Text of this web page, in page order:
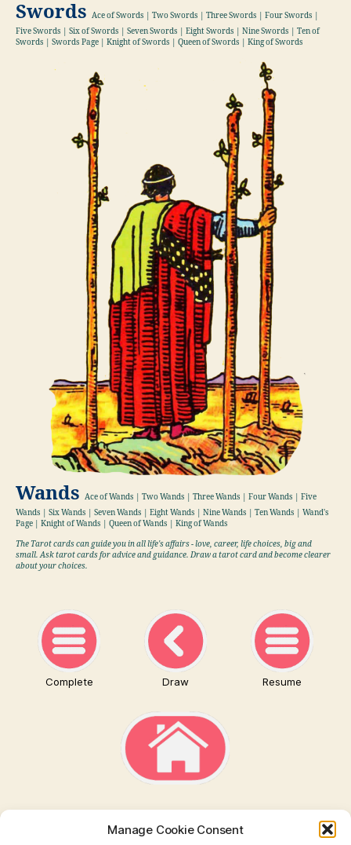
Manage Cookie Consent
Swords Ace of Swords | Two Swords | Three Swords | Four Swords |
Five Swords | Six of Swords | Seven Swords | Eight Swords | Nine Swords | Ten of
Swords | Swords Page | Knight of Swords | Queen of Swords | King of Swords
Wands Ace of Wands | Two Wands | Three Wands | Four Wands | Five
Wands | Six Wands | Seven Wands | Eight Wands | Nine Wands | Ten Wands | Wand's
Page | Knight of Wands | Queen of Wands | King of Wands
The Tarot cards can guide you in all life's affairs - love, career, life choices, big and
small. Ask tarot cards for advice and guidance. Draw a tarot card and become clearer
about your choices.
Complete Draw Resume